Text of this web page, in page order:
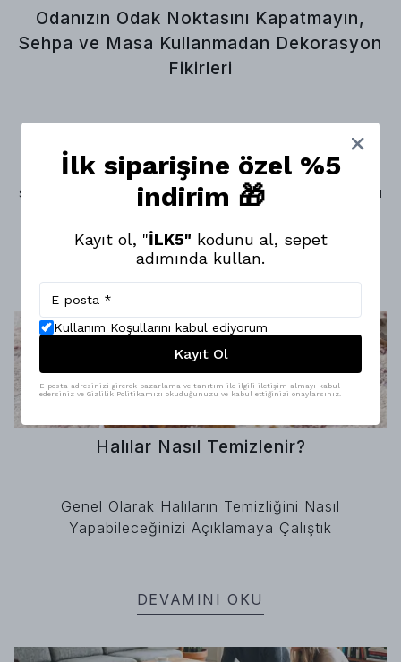
Odanızın Odak Noktasını Kapatmayın,
Sehpa ve Masa Kullanmadan Dekorasyon
Fikirleri
Yaşam alanlarımızı dekore ederken yıllardır
süregelen bir alışkanlığımız var: Odanın tam
merkezine, en büyük boşluğa devasa bir orta
sehpa veya masa yerleştirmek. Ancak Montis Halı
DEVAMINI OKU
Halılar Nasıl Temizlenir?
Genel Olarak Halıların Temizliğini Nasıl
Yapabileceğinizi Açıklamaya Çalıştık
DEVAMINI OKU
İlk siparişine özel %5
indirim 🎁
Kayıt ol, "İLK5" kodunu al, sepet
adımında kullan.
Kullanım Koşullarını kabul ediyorum
Kayıt Ol
E-posta adresinizi girerek pazarlama ve tanıtım ile ilgili iletişim almayı kabul
edersiniz ve Gizlilik Politikamızı okuduğunuzu ve kabul ettiğinizi onaylarsınız.